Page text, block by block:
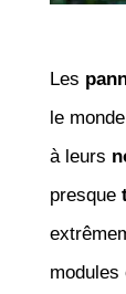
Les
le
à leurs
presque
modules